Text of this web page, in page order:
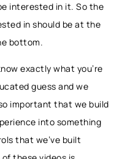
interested in it. So the
in should be at the
bottom.
exactly what you’re
guess and we
important that we build
into something
that we’ve built